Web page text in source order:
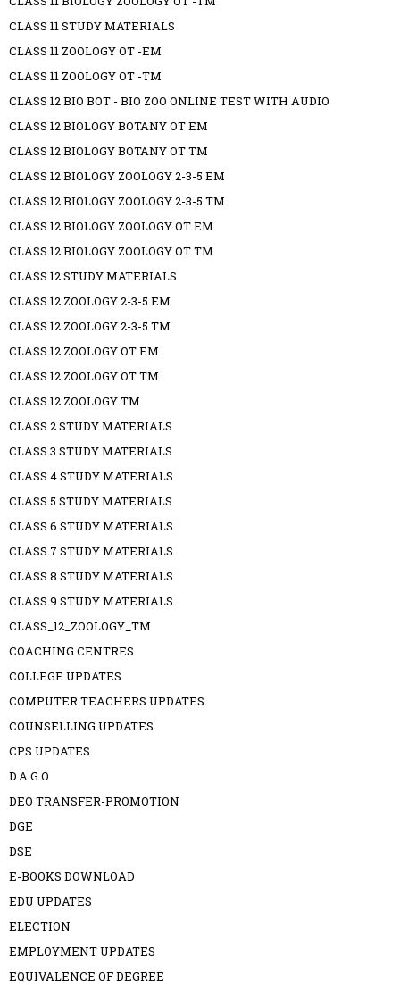
CLASS 11 STUDY MATERIALS
CLASS 11 ZOOLOGY OT -EM
CLASS 11 ZOOLOGY OT -TM
CLASS 12 BIO BOT - BIO ZOO ONLINE TEST WITH AUDIO
CLASS 12 BIOLOGY BOTANY OT EM
CLASS 12 BIOLOGY BOTANY OT TM
CLASS 12 BIOLOGY ZOOLOGY 2-3-5 EM
CLASS 12 BIOLOGY ZOOLOGY 2-3-5 TM
CLASS 12 BIOLOGY ZOOLOGY OT EM
CLASS 12 BIOLOGY ZOOLOGY OT TM
CLASS 12 STUDY MATERIALS
CLASS 12 ZOOLOGY 2-3-5 EM
CLASS 12 ZOOLOGY 2-3-5 TM
CLASS 12 ZOOLOGY OT EM
CLASS 12 ZOOLOGY OT TM
CLASS 12 ZOOLOGY TM
CLASS 2 STUDY MATERIALS
CLASS 3 STUDY MATERIALS
CLASS 4 STUDY MATERIALS
CLASS 5 STUDY MATERIALS
CLASS 6 STUDY MATERIALS
CLASS 7 STUDY MATERIALS
CLASS 8 STUDY MATERIALS
CLASS 9 STUDY MATERIALS
CLASS_12_ZOOLOGY_TM
COACHING CENTRES
COLLEGE UPDATES
COMPUTER TEACHERS UPDATES
COUNSELLING UPDATES
CPS UPDATES
D.A G.O
DEO TRANSFER-PROMOTION
DGE
DSE
E-BOOKS DOWNLOAD
EDU UPDATES
ELECTION
EMPLOYMENT UPDATES
EQUIVALENCE OF DEGREE